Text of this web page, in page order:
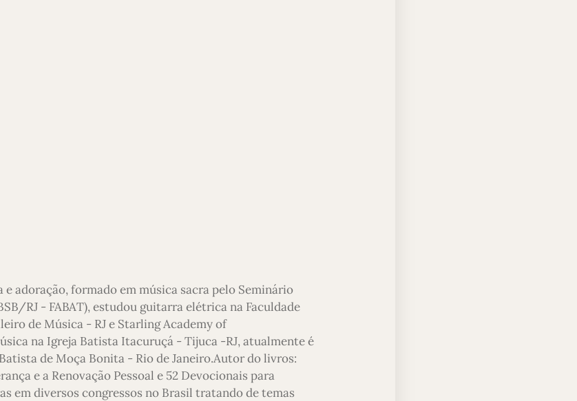
adoração, formado em música sacra pelo Seminário
RJ - FABAT), estudou guitarra elétrica na Faculdade
de Música - RJ e Starling Academy of
na Igreja Batista Itacuruçá - Tijuca -RJ, atualmente é
de Moça Bonita - Rio de Janeiro.Autor do livros:
e a Renovação Pessoal e 52 Devocionais para
em diversos congressos no Brasil tratando de temas